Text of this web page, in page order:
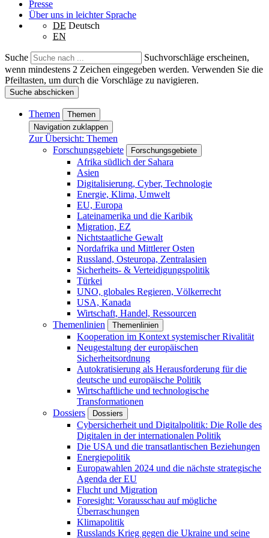
Presse
Über uns in leichter Sprache
DE Deutsch
EN
Suche
Suchvorschläge erscheinen,
wenn mindestens 2 Zeichen eingegeben werden. Verwenden Sie die
Pfeiltasten, um durch die Vorschläge zu navigieren.
Suche abschicken
Themen
Themen
Navigation zuklappen
Zur Übersicht: Themen
Forschungsgebiete
Forschungsgebiete
Afrika südlich der Sahara
Asien
Digitalisierung, Cyber, Technologie
Energie, Klima, Umwelt
EU, Europa
Lateinamerika und die Karibik
Migration, EZ
Nichtstaatliche Gewalt
Nordafrika und Mittlerer Osten
Russland, Osteuropa, Zentralasien
Sicherheits- & Verteidigungspolitik
Türkei
UNO, globales Regieren, Völkerrecht
USA, Kanada
Wirtschaft, Handel, Ressourcen
Themenlinien
Themenlinien
Kooperation im Kontext systemischer Rivalität
Neugestaltung der europäischen
Sicherheitsordnung
Autokratisierung als Herausforderung für die
deutsche und europäische Politik
Wirtschaftliche und technologische
Transformationen
Dossiers
Dossiers
Cybersicherheit und Digitalpolitik: Die Rolle des
Digitalen in der internationalen Politik
Die USA und die transatlantischen Beziehungen
Energiepolitik
Europawahlen 2024 und die nächste strategische
Agenda der EU
Flucht und Migration
Foresight: Vorausschau auf mögliche
Überraschungen
Klimapolitik
Russlands Krieg gegen die Ukraine und seine